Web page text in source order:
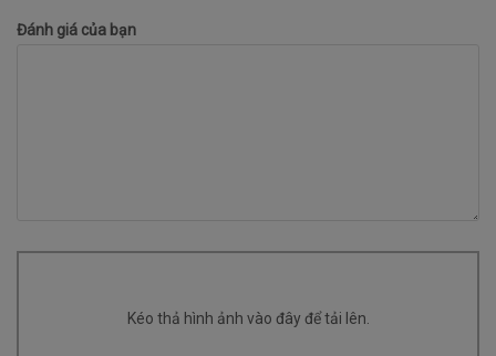
Đánh giá của bạn
Kéo thả hình ảnh vào đây để tải lên.